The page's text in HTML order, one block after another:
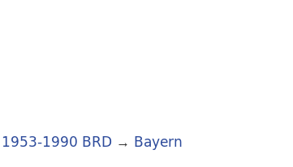
1953-1990 BRD → Bayern